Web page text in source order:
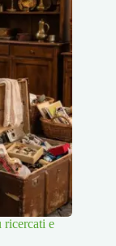
ricercati e